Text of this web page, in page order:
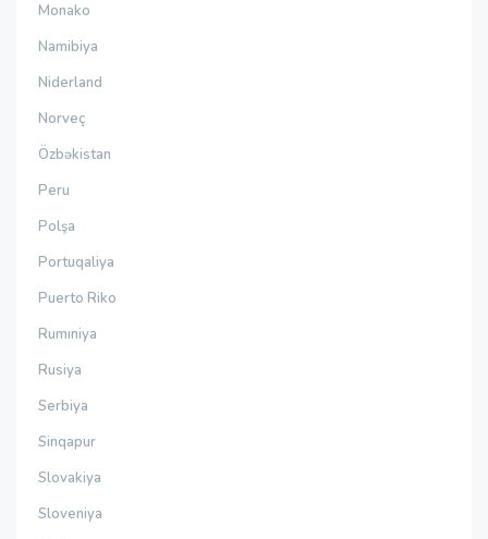
Monako
Namibiya
Niderland
Norveç
Özbəkistan
Peru
Polşa
Portuqaliya
Puerto Riko
Rumıniya
Rusiya
Serbiya
Sinqapur
Slovakiya
Sloveniya